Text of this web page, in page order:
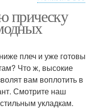
Объемный хвост
Хвост с объёмом
прическу
плеч и уже готовы
Что ж, высокие
вам воплотить в
Смотрите наш
укладкам.